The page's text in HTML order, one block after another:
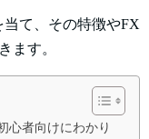
当て、その特徴やFX
ます。
心者向けにわかり